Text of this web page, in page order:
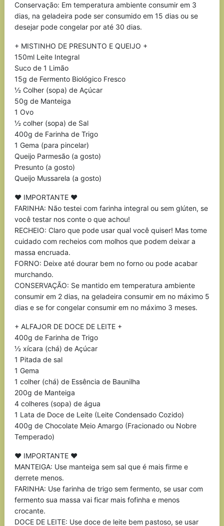
Conservação: Em temperatura ambiente consumir em 3
dias, na geladeira pode ser consumido em 15 dias ou se
desejar pode congelar por até 30 dias.
+ MISTINHO DE PRESUNTO E QUEIJO +
150ml Leite Integral
Suco de 1 Limão
15g de Fermento Biológico Fresco
½ Colher (sopa) de Açúcar
50g de Manteiga
1 Ovo
½ colher (sopa) de Sal
400g de Farinha de Trigo
1 Gema (para pincelar)
Queijo Parmesão (a gosto)
Presunto (a gosto)
Queijo Mussarela (a gosto)
♥ IMPORTANTE ♥
FARINHA: Não testei com farinha integral ou sem glúten, se
você testar nos conte o que achou!
RECHEIO: Claro que pode usar qual você quiser! Mas tome
cuidado com recheios com molhos que podem deixar a
massa encruada.
FORNO: Deixe até dourar bem no forno ou pode acabar
murchando.
CONSERVAÇÃO: Se mantido em temperatura ambiente
consumir em 2 dias, na geladeira consumir em no máximo 5
dias e se for congelar consumir em no máximo 3 meses.
+ ALFAJOR DE DOCE DE LEITE +
400g de Farinha de Trigo
½ xícara (chá) de Açúcar
1 Pitada de sal
1 Gema
1 colher (chá) de Essência de Baunilha
200g de Manteiga
4 colheres (sopa) de água
1 Lata de Doce de Leite (Leite Condensado Cozido)
400g de Chocolate Meio Amargo (Fracionado ou Nobre
Temperado)
♥ IMPORTANTE ♥
MANTEIGA: Use manteiga sem sal que é mais firme e
derrete menos.
FARINHA: Use farinha de trigo sem fermento, se usar com
fermento sua massa vai ficar mais fofinha e menos
crocante.
DOCE DE LEITE: Use doce de leite bem pastoso, se usar